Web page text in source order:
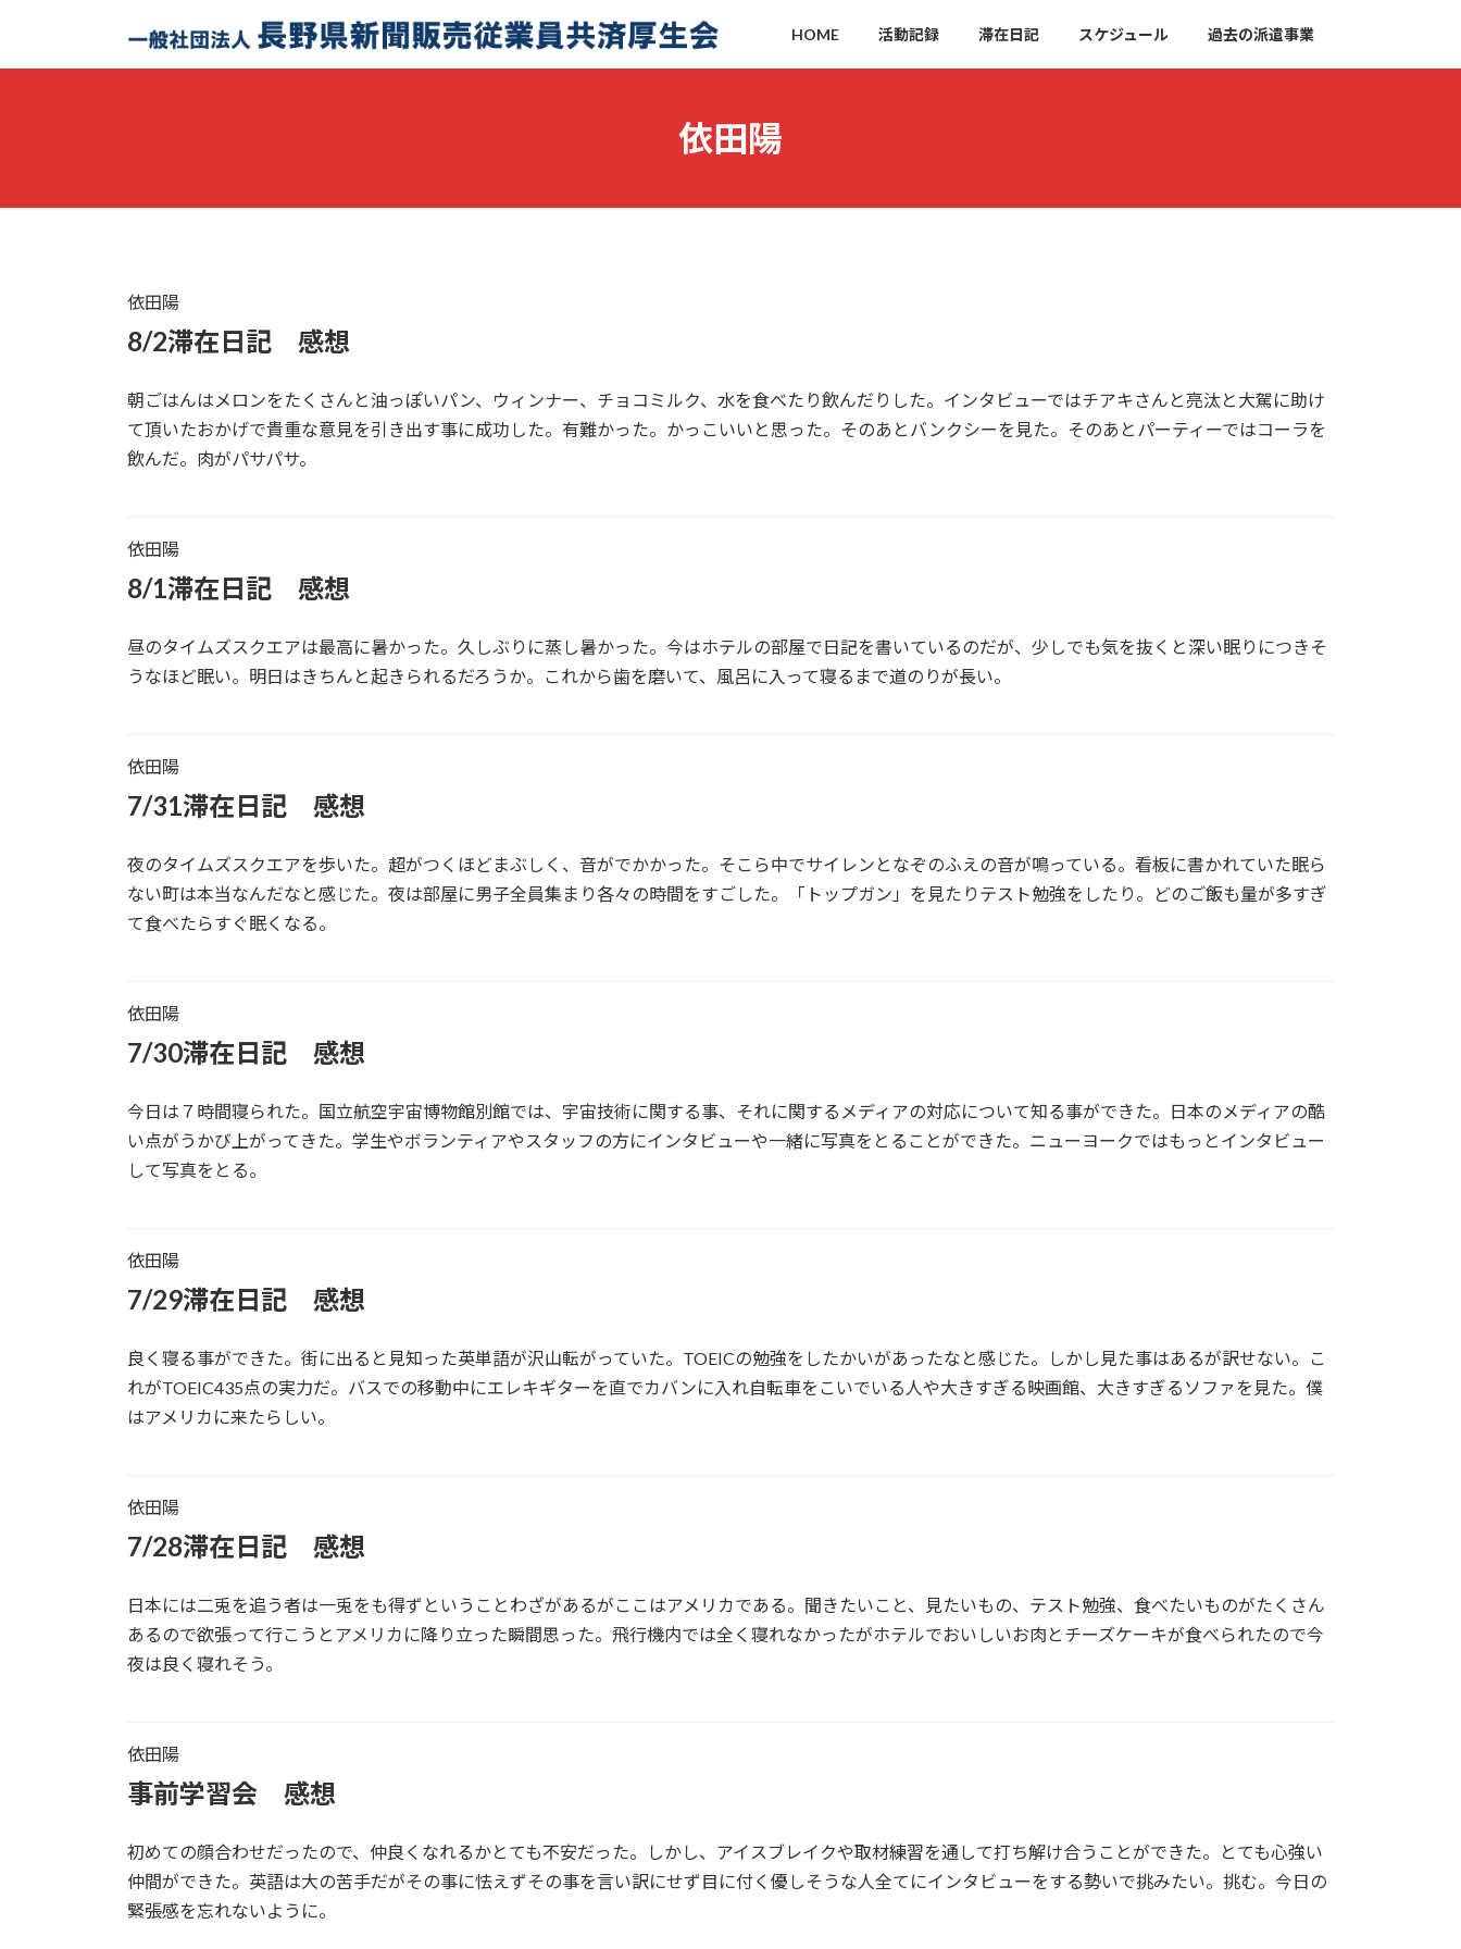
テ
ゲ
HOME 活動記録 滞在日記 スケジュール 過去の派遣事業
依田陽
依田陽
8/2滞在日記 感想
朝ごはんはメロンをたくさんと油っぽいパン、ウィンナー、チョコミルク、水を食べたり飲んだりした。インタビューではチアキさんと亮汰と大駕に助け
て頂いたおかげで貴重な意見を引き出す事に成功した。有難かった。かっこいいと思った。そのあとバンクシーを見た。そのあとパーティーではコーラを
飲んだ。肉がパサパサ。
依田陽
8/1滞在日記 感想
昼のタイムズスクエアは最高に暑かった。久しぶりに蒸し暑かった。今はホテルの部屋で日記を書いているのだが、少しでも気を抜くと深い眠りにつきそ
うなほど眠い。明日はきちんと起きられるだろうか。これから歯を磨いて、風呂に入って寝るまで道のりが長い。
依田陽
7/31滞在日記 感想
夜のタイムズスクエアを歩いた。超がつくほどまぶしく、音がでかかった。そこら中でサイレンとなぞのふえの音が鳴っている。看板に書かれていた眠ら
ない町は本当なんだなと感じた。夜は部屋に男子全員集まり各々の時間をすごした。「トップガン」を見たりテスト勉強をしたり。どのご飯も量が多すぎ
て食べたらすぐ眠くなる。
依田陽
7/30滞在日記 感想
今日は７時間寝られた。国立航空宇宙博物館別館では、宇宙技術に関する事、それに関するメディアの対応について知る事ができた。日本のメディアの酷
い点がうかび上がってきた。学生やボランティアやスタッフの方にインタビューや一緒に写真をとることができた。ニューヨークではもっとインタビュー
して写真をとる。
依田陽
7/29滞在日記 感想
良く寝る事ができた。街に出ると見知った英単語が沢山転がっていた。TOEICの勉強をしたかいがあったなと感じた。しかし見た事はあるが訳せない。こ
れがTOEIC435点の実力だ。バスでの移動中にエレキギターを直でカバンに入れ自転車をこいでいる人や大きすぎる映画館、大きすぎるソファを見た。僕
はアメリカに来たらしい。
依田陽
7/28滞在日記 感想
日本には二兎を追う者は一兎をも得ずということわざがあるがここはアメリカである。聞きたいこと、見たいもの、テスト勉強、食べたいものがたくさん
あるので欲張って行こうとアメリカに降り立った瞬間思った。飛行機内では全く寝れなかったがホテルでおいしいお肉とチーズケーキが食べられたので今
夜は良く寝れそう。
依田陽
事前学習会 感想
初めての顔合わせだったので、仲良くなれるかとても不安だった。しかし、アイスブレイクや取材練習を通して打ち解け合うことができた。とても心強い
仲間ができた。英語は大の苦手だがその事に怯えずその事を言い訳にせず目に付く優しそうな人全てにインタビューをする勢いで挑みたい。挑む。今日の
緊張感を忘れないように。